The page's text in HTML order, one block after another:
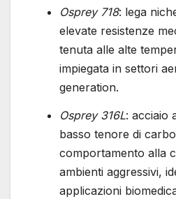
Osprey 718: lega
elevate resistenze
tenuta alle alte
impiegata in settori
generation.
Osprey 316L: acciaio
basso tenore di
comportamento alla
ambienti aggressivi,
applicazioni